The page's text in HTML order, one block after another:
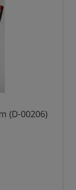
(D-00206)